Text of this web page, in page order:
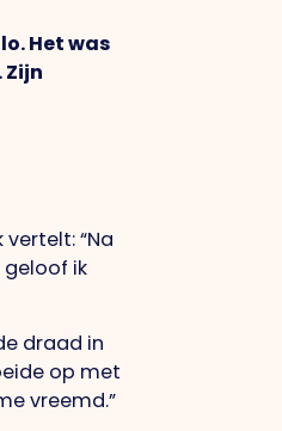
Het was
Zijn
“Na
geloof ik
draad in
op met
vreemd.”